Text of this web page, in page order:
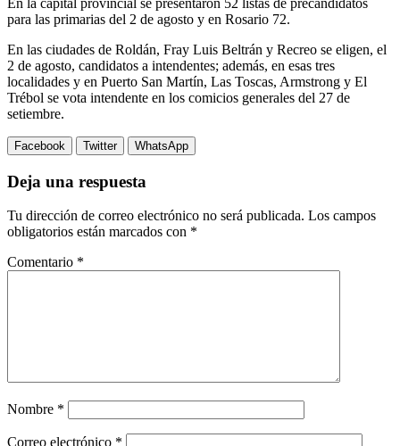
para las primarias del 2 de agosto y en Rosario 72.
En las ciudades de Roldán, Fray Luis Beltrán y Recreo se eligen, el
2 de agosto, candidatos a intendentes; además, en esas tres
localidades y en Puerto San Martín, Las Toscas, Armstrong y El
Trébol se vota intendente en los comicios generales del 27 de
setiembre.
Facebook Twitter WhatsApp
Deja una respuesta
Tu dirección de correo electrónico no será publicada. Los campos
obligatorios están marcados con *
Comentario *
Nombre *
Correo electrónico *